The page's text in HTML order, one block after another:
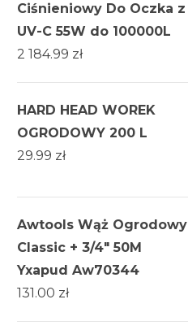
Ciśnieniowy Do Oczka z
UV-C 55W do 100000L
2 184.99 zł
HARD HEAD WOREK
OGRODOWY 200 L
29.99 zł
Awtools Wąż Ogrodowy
Classic + 3/4" 50M
Yxapud Aw70344
131.00 zł